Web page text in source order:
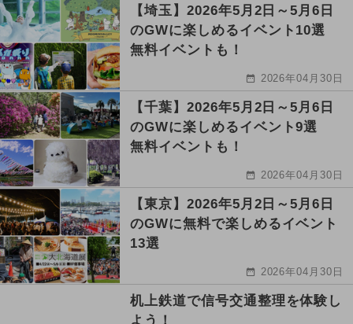
【埼玉】2026年5月2日～5月6日
のGWに楽しめるイベント10選
無料イベントも！
2026年04月30日
【千葉】2026年5月2日～5月6日
のGWに楽しめるイベント9選
無料イベントも！
2026年04月30日
【東京】2026年5月2日～5月6日
のGWに無料で楽しめるイベント
13選
2026年04月30日
机上鉄道で信号交通整理を体験し
よう！